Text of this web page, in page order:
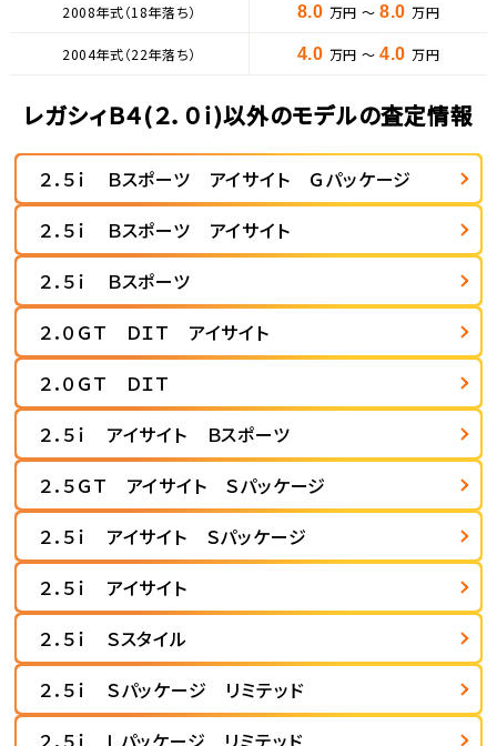
2008年式（18年落ち） 8.0 万円 ～ 8.0万円
2004年式（22年落ち） 4.0 万円 ～ 4.0万円
レガシィＢ４(２．０ｉ)以外のモデルの査定情報
２．５ｉ Ｂスポーツ アイサイト Ｇパッケージ
２．５ｉ Ｂスポーツ アイサイト
２．５ｉ Ｂスポーツ
２．０ＧＴ ＤＩＴ アイサイト
２．０ＧＴ ＤＩＴ
２．５ｉ アイサイト Ｂスポーツ
２．５ＧＴ アイサイト Ｓパッケージ
２．５ｉ アイサイト Ｓパッケージ
２．５ｉ アイサイト
２．５ｉ Ｓスタイル
２．５ｉ Ｓパッケージ リミテッド
２．５ｉ Ｌパッケージ リミテッド